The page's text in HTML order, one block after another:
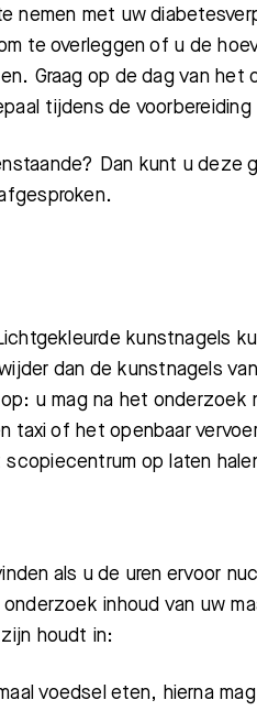
nemen met uw
te overleggen of u de
Graag op de dag van
tijdens de
Dan kunt u deze
kunstnagels
dan de kunstnagels
u mag na het onderzoek
taxi of het openbaar
scopiecentrum op laten
als u de uren ervoor
inhoud van uw
houdt in:
voedsel eten, hierna